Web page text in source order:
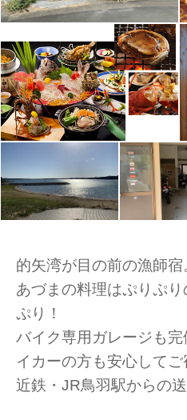
的矢湾が目の前の漁師宿
あづまの料理はぷりぷ
ぷり！
バイク専用ガレージも
イカーの方も安心してご
近鉄・JR鳥羽駅からの